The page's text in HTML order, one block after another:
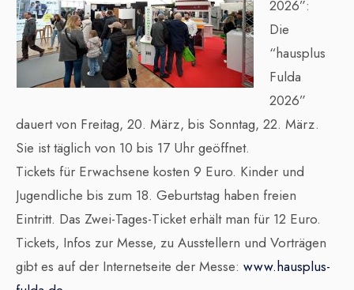
2026”:
Die
“hausplus
Fulda
2026”
dauert von Freitag, 20. März, bis Sonntag, 22. März.
Sie ist täglich von 10 bis 17 Uhr geöffnet.
Tickets für Erwachsene kosten 9 Euro. Kinder und
Jugendliche bis zum 18. Geburtstag haben freien
Eintritt. Das Zwei-Tages-Ticket erhält man für 12 Euro.
Tickets, Infos zur Messe, zu Ausstellern und Vorträgen
gibt es auf der Internetseite der Messe: www.hausplus-